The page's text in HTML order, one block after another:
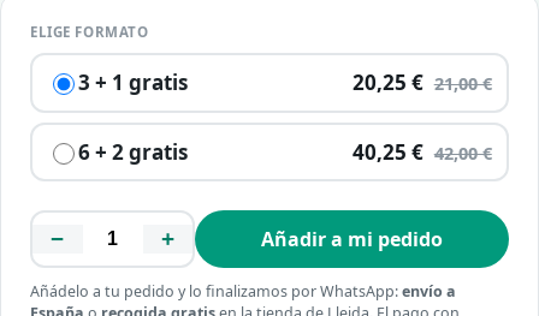
ELIGE FORMATO
3 + 1 gratis 20,25 € 21,00 €
6 + 2 gratis 40,25 € 42,00 €
− + Añadir a mi pedido
Añádelo a tu pedido y lo finalizamos por WhatsApp:envío a